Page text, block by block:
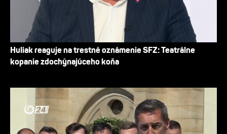
Huliak reaguje na trestné oznámenie SFZ: Teatrálne
kopanie zdochýnajúceho koňa